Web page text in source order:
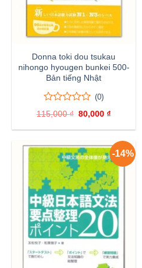
Donna toki dou tsukau
nihongo hyougen bunkei 500-
Bản tiếng Nhật
0
trên
5
0
giá
(0)
115,000₫ Giá
là:
80,000₫
tại
80,000 ₫.
-14%